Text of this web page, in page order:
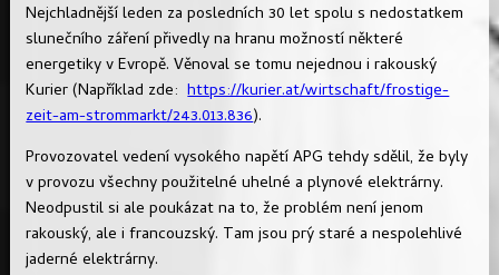
Nejchladnější leden za posledních 30 let spolu s nedostatkem
slunečního záření přivedly na hranu možností některé
energetiky v Evropě. Věnoval se tomu nejednou i rakouský
Kurier (Například zde:https://kurier.at/wirtschaft/frostige-
zeit-am-strommarkt/243.013.836).
Provozovatel vedení vysokého napětí APG tehdy sdělil, že byly
v provozu všechny použitelné uhelné a plynové elektrárny.
Neodpustil si ale poukázat na to, že problém není jenom
rakouský, ale i francouzský. Tam jsou prý staré a nespolehlivé
jaderné elektrárny.